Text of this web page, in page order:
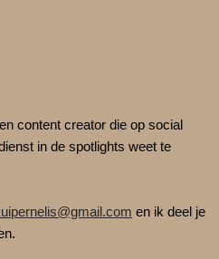
content creator die op social
in de spotlights weet te
en ik deel je